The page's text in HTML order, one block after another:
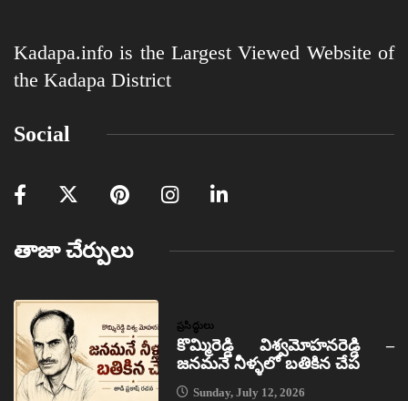
Kadapa.info is the Largest Viewed Website of
the Kadapa District
Social
తాజా చేర్పులు
ప్రసిద్ధులు
కొమ్మిరెడ్డి విశ్వమోహనరెడ్డి –
జనమనే నీళ్ళలో బతికిన చేప
Sunday, July 12, 2026